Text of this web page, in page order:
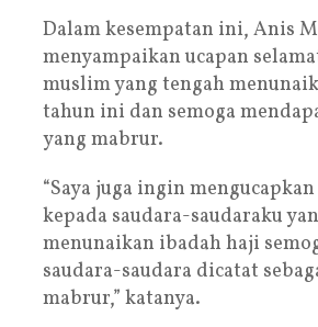
Dalam kesempatan ini, Anis
menyampaikan ucapan
muslim yang tengah
tahun ini dan semoga
yang mabrur.
“Saya juga ingin
kepada saudara-saudaraku
menunaikan ibadah haji
saudara-saudara dicatat
mabrur,” katanya.